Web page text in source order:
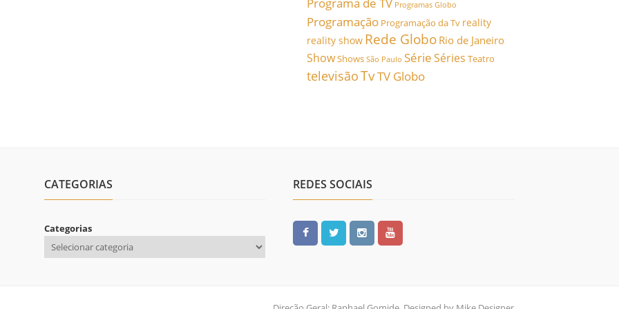
Programas Globo
Programação Programação da Tv reality
reality show Rede Globo Rio de Janeiro
ShowShows São Paulo SérieSéries Teatro
televisãoTvTV Globo
CATEGORIAS
Categorias
REDES SOCIAIS